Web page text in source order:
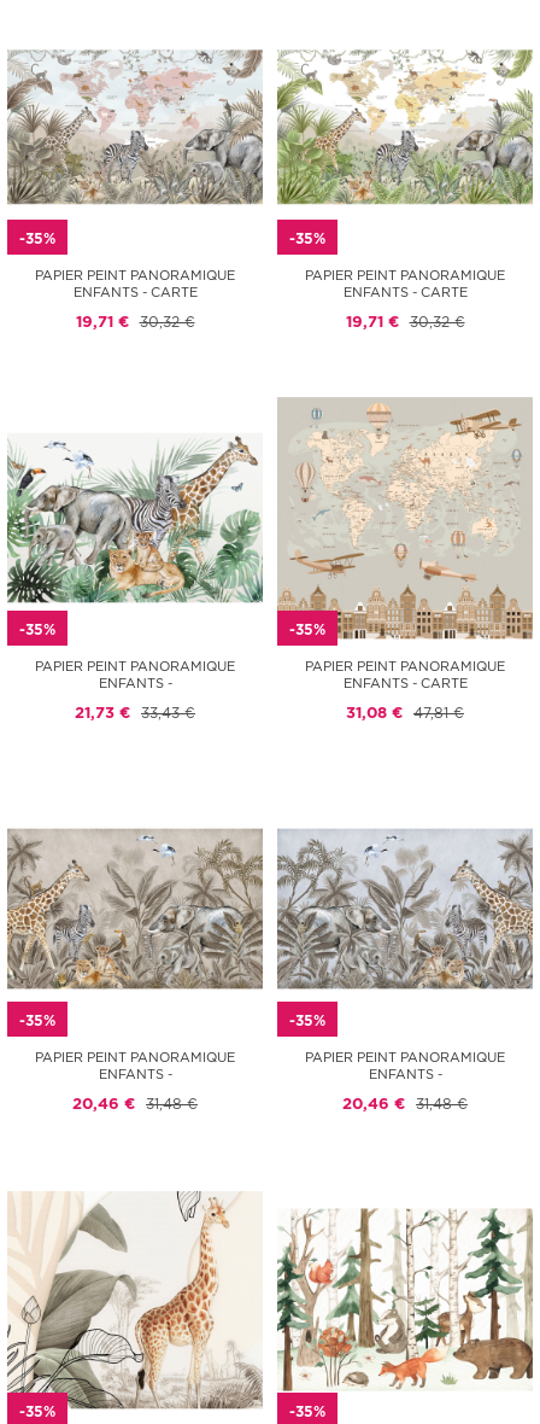
-35%
PAPIER PEINT PANORAMIQUE
ENFANTS - CARTE
19,71 € 30,32 €
-35%
PAPIER PEINT PANORAMIQUE
ENFANTS - CARTE
19,71 € 30,32 €
-35%
PAPIER PEINT PANORAMIQUE
ENFANTS -
21,73 € 33,43 €
-35%
PAPIER PEINT PANORAMIQUE
ENFANTS - CARTE
31,08 € 47,81 €
-35%
PAPIER PEINT PANORAMIQUE
ENFANTS -
20,46 € 31,48 €
-35%
PAPIER PEINT PANORAMIQUE
ENFANTS -
20,46 € 31,48 €
-35% -35%